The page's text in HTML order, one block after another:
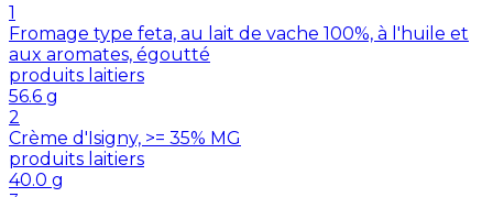
1
Fromage type feta, au lait de vache 100%, à l'huile et
aux aromates, égoutté
produits laitiers
56.6 g
2
Crème d'Isigny, >= 35% MG
produits laitiers
40.0 g